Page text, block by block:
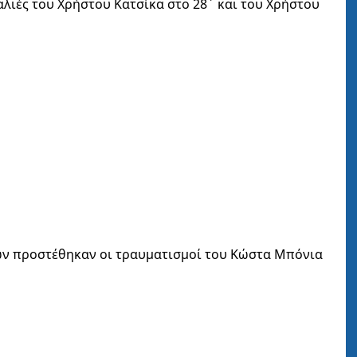
του Χρήστου Κατσίκα στο 28΄ και του Χρήστου
οι τραυματισμοί του Κώστα Μπόνια